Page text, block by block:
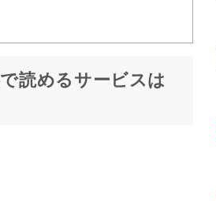
読めるサービスは